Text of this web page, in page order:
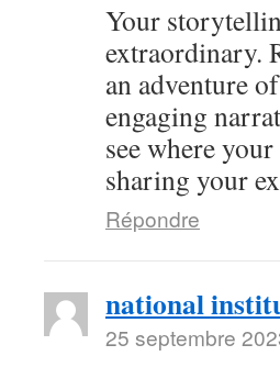
Your
extraordinary.
an adventure
engaging
see where
sharing your
Répondre
national
25 septembre